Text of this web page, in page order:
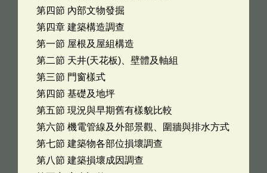
第四節 內部文物發掘
第四章 建築構造調查
第一節 屋根及屋組構造
第二節 天井(天花板)、壁體及軸組
第三節 門窗樣式
第四節 基礎及地坪
第五節 現況與早期舊有樣貌比較
第六節 機電管線及外部景觀、圍牆與排水方式
第七節 建築物各部位損壞調查
第八節 建築損壞成因調查